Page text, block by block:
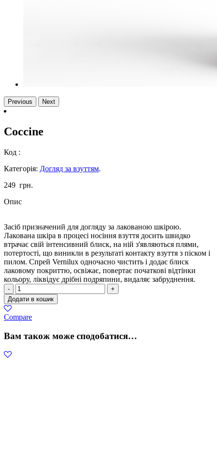
Previous Next
Coccine
Код :
Категорія: Догляд за взуттям.
249 грн.
Опис
Засіб призначений для догляду за лакованою шкірою.
Лакована шкіра в процесі носіння взуття досить швидко
втрачає свій інтенсивний блиск, на ній з'являються плями,
потертості, що виникли в результаті контакту взуття з піском і
пилом. Спрей Vernilux одночасно чистить і додає блиск
лаковому покриттю, освіжає, повертає початкові відтінки
кольору, ліквідує дрібні подряпини, видаляє забруднення.
Coccine
кількість
-
+
Додати в кошик
Compare
Вам також може сподобатися…